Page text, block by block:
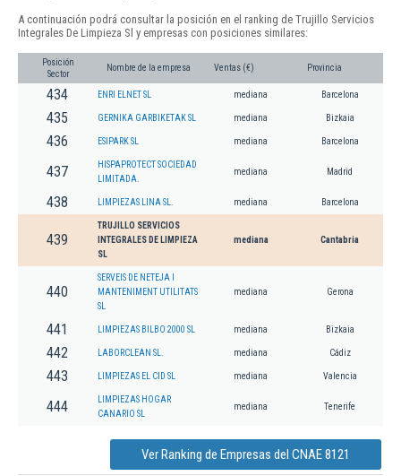
A continuación podrá consultar la posición en el ranking de Trujillo Servicios
Integrales De Limpieza Sl y empresas con posiciones similares:
Posición
Sector
Nombre de la empresa Ventas (€) Provincia
434 ENRI ELNET SL mediana Barcelona
435 GERNIKA GARBIKETAK SL mediana Bizkaia
436 ESIPARK SL mediana Barcelona
437
HISPAPROTECT SOCIEDAD
LIMITADA.
mediana Madrid
438 LIMPIEZAS LINA SL. mediana Barcelona
439
TRUJILLO SERVICIOS
INTEGRALES DE LIMPIEZA
SL
mediana Cantabria
440
SERVEIS DE NETEJA I
MANTENIMENT UTILITATS
SL
mediana Gerona
441 LIMPIEZAS BILBO 2000 SL mediana Bizkaia
442 LABORCLEAN SL. mediana Cádiz
443 LIMPIEZAS EL CID SL mediana Valencia
444
LIMPIEZAS HOGAR
CANARIO SL
mediana Tenerife
Ver Ranking de Empresas del CNAE 8121